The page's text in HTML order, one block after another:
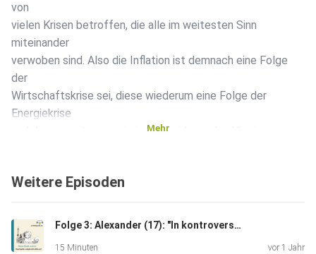
von
vielen Krisen betroffen, die alle im weitesten Sinn
miteinander
verwoben sind. Also die Inflation ist demnach eine Folge
der
Wirtschaftskrise sei, diese wiederum eine Folge der
Energiekrise
und diese wiederum sei eine Auswirkung des Ukraine-
multipolaren Weltordnung. Bei seiner Meinungsbildung
kritisch unter den Informationskanälen ab.
Mehr
Weitere Episoden
Folge 3: Alexander (17): "In kontroversen Diskussionen versuche ich, zu vermitteln.
15 Minuten vor 1 Jahr